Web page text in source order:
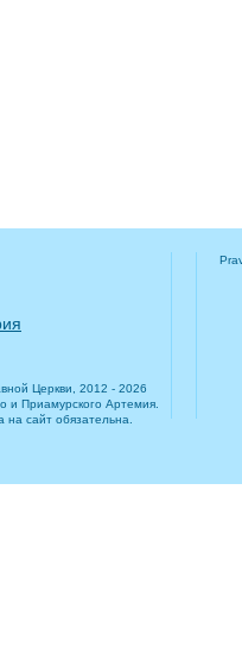
Церкви, 2012 - 2026
и Приамурского Артемия.
на сайт обязательна.